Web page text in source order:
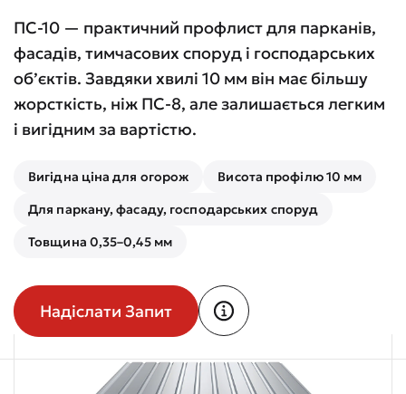
ПС-10 — практичний профлист для парканів,
фасадів, тимчасових споруд і господарських
об’єктів. Завдяки хвилі 10 мм він має більшу
жорсткість, ніж ПС-8, але залишається легким
і вигідним за вартістю.
Вигідна ціна для огорож
Висота профілю 10 мм
Для паркану, фасаду, господарських споруд
Товщина 0,35–0,45 мм
Надіслати Запит